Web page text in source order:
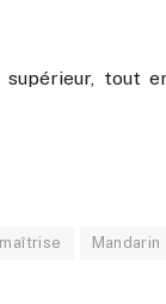
supérieur, tout
maîtrise Mandarin